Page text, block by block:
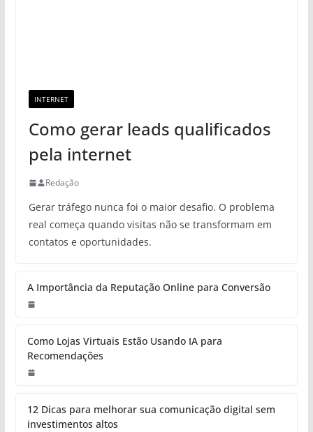
INTERNET
Como gerar leads qualificados
pela internet
Redação
Gerar tráfego nunca foi o maior desafio. O problema
real começa quando visitas não se transformam em
contatos e oportunidades.
A Importância da Reputação Online para Conversão
Como Lojas Virtuais Estão Usando IA para
Recomendações
12 Dicas para melhorar sua comunicação digital sem
investimentos altos